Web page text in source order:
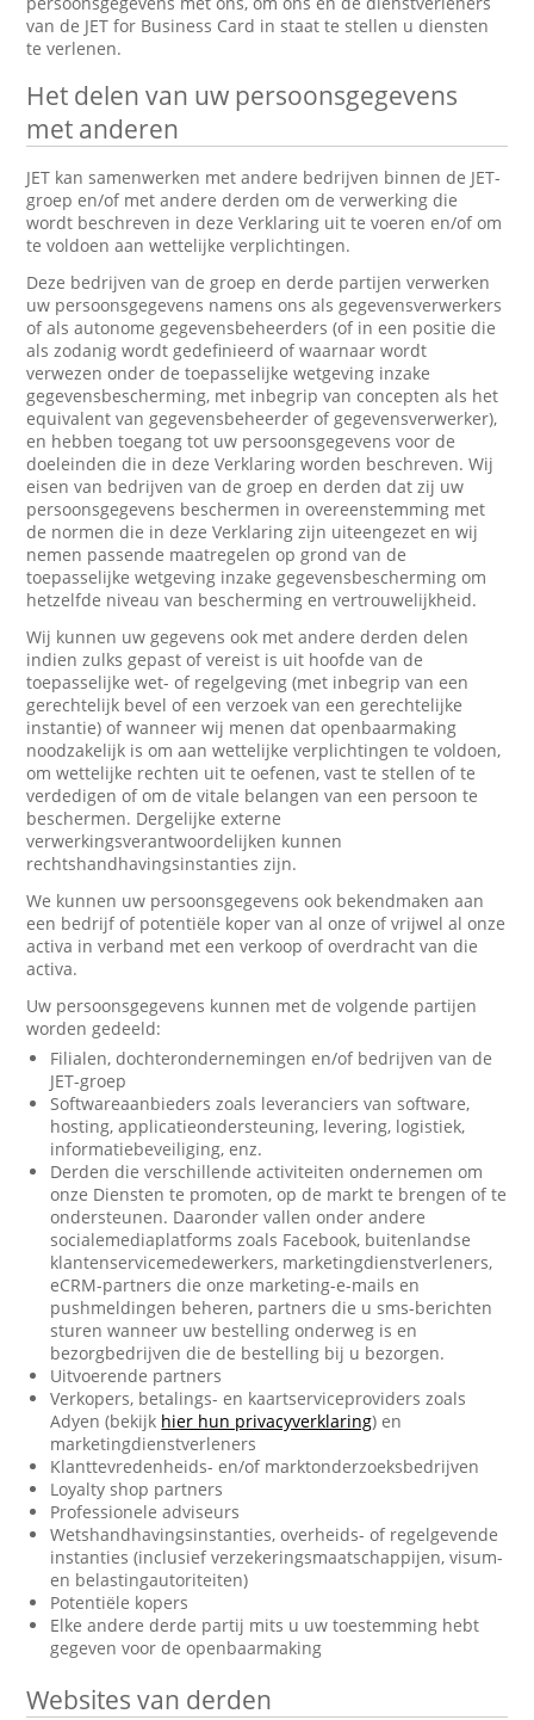
van de JET for Business Card in staat te stellen u diensten
te verlenen.
Het delen van uw persoonsgegevens
met anderen
JET kan samenwerken met andere bedrijven binnen de JET-
groep en/of met andere derden om de verwerking die
wordt beschreven in deze Verklaring uit te voeren en/of om
te voldoen aan wettelijke verplichtingen.
Deze bedrijven van de groep en derde partijen verwerken
uw persoonsgegevens namens ons als gegevensverwerkers
of als autonome gegevensbeheerders (of in een positie die
als zodanig wordt gedefinieerd of waarnaar wordt
verwezen onder de toepasselijke wetgeving inzake
gegevensbescherming, met inbegrip van concepten als het
equivalent van gegevensbeheerder of gegevensverwerker),
en hebben toegang tot uw persoonsgegevens voor de
doeleinden die in deze Verklaring worden beschreven. Wij
eisen van bedrijven van de groep en derden dat zij uw
persoonsgegevens beschermen in overeenstemming met
de normen die in deze Verklaring zijn uiteengezet en wij
nemen passende maatregelen op grond van de
toepasselijke wetgeving inzake gegevensbescherming om
hetzelfde niveau van bescherming en vertrouwelijkheid.
Wij kunnen uw gegevens ook met andere derden delen
indien zulks gepast of vereist is uit hoofde van de
toepasselijke wet- of regelgeving (met inbegrip van een
gerechtelijk bevel of een verzoek van een gerechtelijke
instantie) of wanneer wij menen dat openbaarmaking
noodzakelijk is om aan wettelijke verplichtingen te voldoen,
om wettelijke rechten uit te oefenen, vast te stellen of te
verdedigen of om de vitale belangen van een persoon te
beschermen. Dergelijke externe
verwerkingsverantwoordelijken kunnen
rechtshandhavingsinstanties zijn.
We kunnen uw persoonsgegevens ook bekendmaken aan
een bedrijf of potentiële koper van al onze of vrijwel al onze
activa in verband met een verkoop of overdracht van die
activa.
Uw persoonsgegevens kunnen met de volgende partijen
worden gedeeld:
Filialen, dochterondernemingen en/of bedrijven van de
JET-groep
Softwareaanbieders zoals leveranciers van software,
hosting, applicatieondersteuning, levering, logistiek,
informatiebeveiliging, enz.
Derden die verschillende activiteiten ondernemen om
onze Diensten te promoten, op de markt te brengen of te
ondersteunen. Daaronder vallen onder andere
socialemediaplatforms zoals Facebook, buitenlandse
klantenservicemedewerkers, marketingdienstverleners,
eCRM-partners die onze marketing-e-mails en
pushmeldingen beheren, partners die u sms-berichten
sturen wanneer uw bestelling onderweg is en
bezorgbedrijven die de bestelling bij u bezorgen.
Uitvoerende partners
Verkopers, betalings- en kaartserviceproviders zoals
Adyen (bekijk hier hun privacyverklaring) en
marketingdienstverleners
Klanttevredenheids- en/of marktonderzoeksbedrijven
Loyalty shop partners
Professionele adviseurs
Wetshandhavingsinstanties, overheids- of regelgevende
instanties (inclusief verzekeringsmaatschappijen, visum-
en belastingautoriteiten)
Potentiële kopers
Elke andere derde partij mits u uw toestemming hebt
gegeven voor de openbaarmaking
Websites van derden